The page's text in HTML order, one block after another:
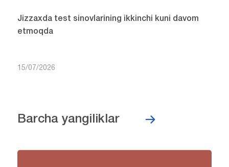
Jizzaxda test sinovlarining ikkinchi kuni davom
etmoqda
15/07/2026
Barcha yangiliklar